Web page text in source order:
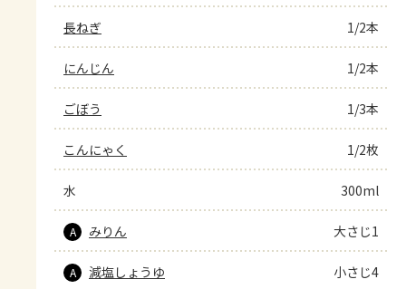
長ねぎ 1/2本
にんじん 1/2本
ごぼう 1/3本
こんにゃく 1/2枚
水 300ml
A みりん 大さじ1
A 減塩しょうゆ 小さじ4